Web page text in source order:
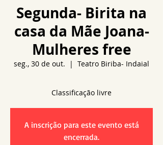
Segunda- Birita na
casa da Mãe Joana-
Mulheres free
seg., 30 de out.
  |
Teatro Biriba- Indaial
A inscrição para este evento está
encerrada.